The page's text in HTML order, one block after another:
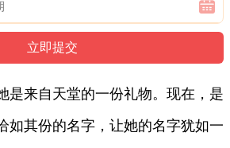
是来自天堂的一份礼物。现在，是
如其份的名字，让她的名字犹如一